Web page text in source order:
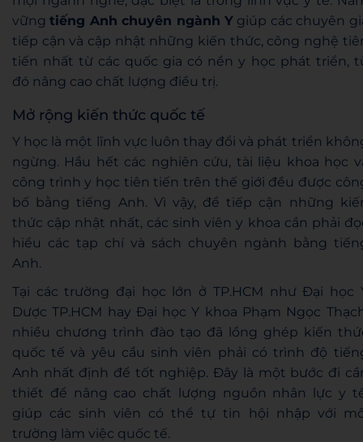
vữngtiếng Anh chuyên ngành Y giúp các chuyên
tiếp cận và cập nhật những kiến thức, công nghệ
tiến nhất từ các quốc gia có nền y học phát triển,
đó nâng cao chất lượng điều trị.
Mở rộng kiến thức quốc tế
Y học là một lĩnh vực luôn thay đổi và phát triển
ngừng. Hầu hết các nghiên cứu, tài liệu khoa học
công trình y học tiên tiến trên thế giới đều được
bố bằng tiếng Anh. Vì vậy, để tiếp cận những
thức cập nhật nhất, các sinh viên y khoa cần phải
hiểu các tạp chí và sách chuyên ngành bằng
Anh.
Tại các trường đại học lớn ở TP.HCM như Đại học
Dược TP.HCM hay Đại học Y khoa Phạm Ngọc
nhiều chương trình đào tạo đã lồng ghép kiến
quốc tế và yêu cầu sinh viên phải có trình độ
Anh nhất định để tốt nghiệp. Đây là một bước đi
thiết để nâng cao chất lượng nguồn nhân lực y
giúp các sinh viên có thể tự tin hội nhập với
trường làm việc quốc tế.